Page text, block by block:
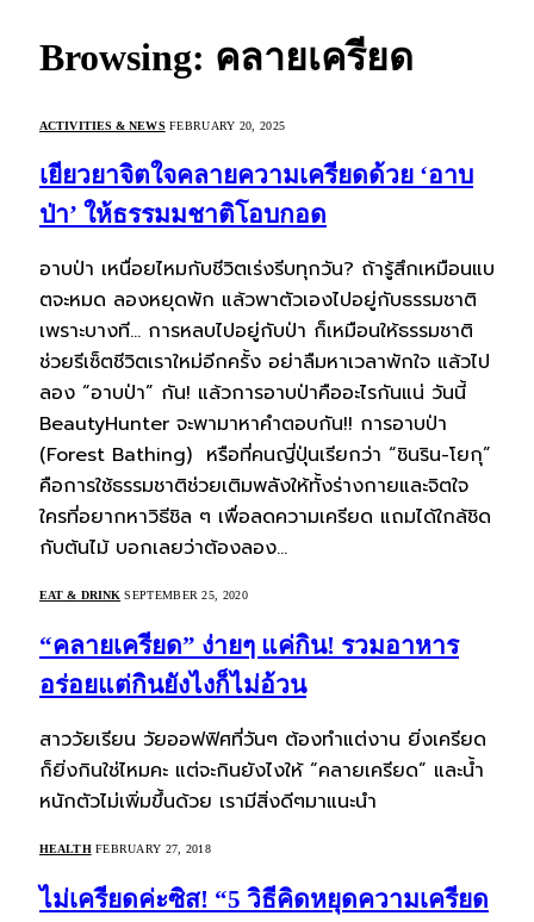
Browsing: คลายเครียด
ACTIVITIES & NEWS FEBRUARY 20, 2025
เยียวยาจิตใจคลายความเครียดด้วย ‘อาบ
ป่า’ ให้ธรรมมชาติโอบกอด
อาบป่า เหนื่อยไหมกับชีวิตเร่งรีบทุกวัน? ถ้ารู้สึกเหมือนแบ
ตจะหมด ลองหยุดพัก แล้วพาตัวเองไปอยู่กับธรรมชาติ
เพราะบางที… การหลบไปอยู่กับป่า ก็เหมือนให้ธรรมชาติ
ช่วยรีเซ็ตชีวิตเราใหม่อีกครั้ง อย่าลืมหาเวลาพักใจ แล้วไป
ลอง “อาบป่า” กัน! แล้วการอาบป่าคืออะไรกันแน่ วันนี้
BeautyHunter จะพามาหาคำตอบกัน!! การอาบป่า
(Forest Bathing) หรือที่คนญี่ปุ่นเรียกว่า “ชินริน-โยกุ”
คือการใช้ธรรมชาติช่วยเติมพลังให้ทั้งร่างกายและจิตใจ
ใครที่อยากหาวิธีชิล ๆ เพื่อลดความเครียด แถมได้ใกล้ชิด
กับต้นไม้ บอกเลยว่าต้องลอง…
EAT & DRINK SEPTEMBER 25, 2020
“คลายเครียด” ง่ายๆ แค่กิน! รวมอาหาร
อร่อยแต่กินยังไงก็ไม่อ้วน
สาววัยเรียน วัยออฟฟิศที่วันๆ ต้องทำแต่งาน ยิ่งเครียด
ก็ยิ่งกินใช่ไหมคะ แต่จะกินยังไงให้ “คลายเครียด” และน้ำ
หนักตัวไม่เพิ่มขึ้นด้วย เรามีสิ่งดีๆมาแนะนำ
HEALTH FEBRUARY 27, 2018
ไม่เครียดค่ะซิส! “5 วิธีคิดหยุดความเครียด